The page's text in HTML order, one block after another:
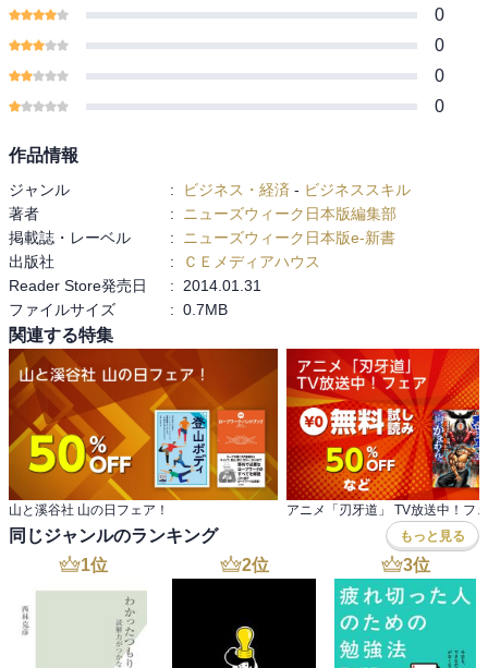
0
0
0
0
作品情報
ジャンル : ビジネス・経済 - ビジネススキル
著者
:
ニューズウィーク日本版編集部
掲載誌・レーベル
:
ニューズウィーク日本版e-新書
出版社
:
ＣＥメディアハウス
Reader Store発売日
:
2014.01.31
ファイルサイズ
: 0.7MB
関連する特集
山と溪谷社 山の日フェア！ アニメ「刃牙道」 TV放送中！フ
同じジャンルのランキング もっと見る
1位 2位 3位